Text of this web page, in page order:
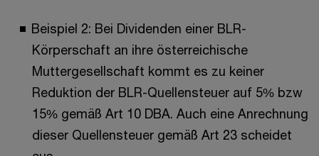
Beispiel 2: Bei Dividenden einer BLR-
Körperschaft an ihre österreichische
Muttergesellschaft kommt es zu keiner
Reduktion der BLR-Quellensteuer auf 5% bzw
15% gemäß Art 10 DBA. Auch eine Anrechnung
dieser Quellensteuer gemäß Art 23 scheidet